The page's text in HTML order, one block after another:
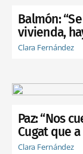
Balmón:
vivienda,
Clara Fernández
Paz: “Nos
Cugat que
Clara Fernández